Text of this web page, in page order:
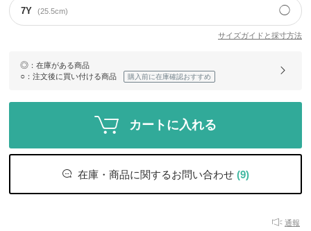
7Y (25.5cm) ◯
サイズガイドと採寸方法
◎ ：在庫がある商品
○ ：注文後に買い付ける商品 購入前に在庫確認おすすめ
カートに入れる
在庫・商品に関するお問い合わせ (9)
通報